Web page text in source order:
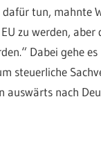
tun, mahnte
zu werden,
Dabei gehe
steuerliche
auswärts nach